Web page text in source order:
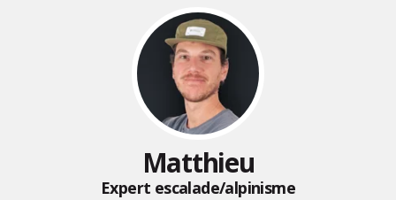
Matthieu
Expert escalade/alpinisme